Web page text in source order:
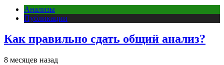
Анализы
Публикации
Как правильно сдать общий анализ?
8 месяцев назад